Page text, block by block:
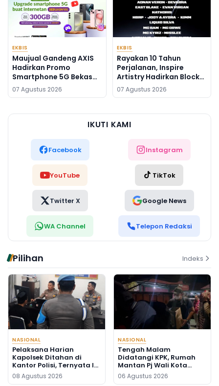
EKBIS
Maujual Gandeng AXIS
Hadirkan Promo
Smartphone 5G Bekas
dengan Bonus Kuota
07 Agustus 2026
EKBIS
Rayakan 10 Tahun
Perjalanan, Inspire
Artistry Hadirkan Block
Party Terbesar di
Jakarta
07 Agustus 2026
IKUTI KAMI
Facebook Instagram
YouTube TikTok
Twitter X Google News
WA Channel Telepon Redaksi
Pilihan Indeks
NASIONAL
Pelaksana Harian
Kapolsek Ditahan di
Kantor Polisi, Ternyata Ini
Penyebabnya
08 Agustus 2026
NASIONAL
Tengah Malam
Didatangi KPK, Rumah
Mantan Pj Wali Kota
Digeledah, Empat Koper
Dibawa
06 Agustus 2026